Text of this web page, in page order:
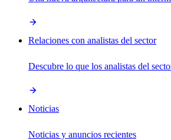
Relaciones con analistas del sector
Descubre lo que los analistas del
Noticias
Noticias y anuncios recientes